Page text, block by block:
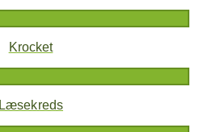
Krocket
Læsekreds